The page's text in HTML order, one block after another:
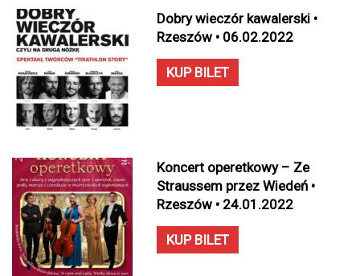
Dobry wieczór kawalerski •
Rzeszów • 06.02.2022
KUP BILET
Koncert operetkowy – Ze
Straussem przez Wiedeń •
Rzeszów • 24.01.2022
KUP BILET